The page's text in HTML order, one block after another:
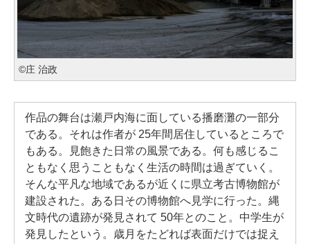
©庄 治政
作品の舞台は瀬戸内海に面している播磨灘の一部分
である。それは作者が 25年間居住しているところで
もある。見飽きた日常の風景である。何も感じるこ
ともなく思うこともなく生活の時間は過ぎていく。
そんな平凡な地域であるが近くに県立考古博物館が
建設された。ある日その博物館へ見学に行った。縄
文時代の遺跡が発見されて 50年とのこと。中学生が
発見したという。歳月をたどれば表面だけでは捉え